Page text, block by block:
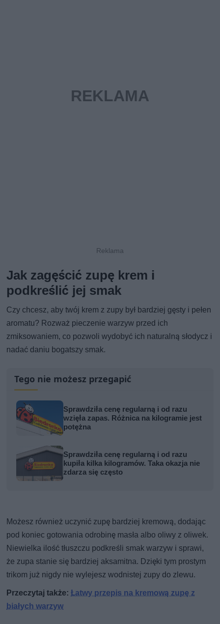
Jak zagęścić zupę krem i
podkreślić jej smak
Czy chcesz, aby twój krem z zupy był bardziej gęsty i pełen
aromatu? Rozważ pieczenie warzyw przed ich
zmiksowaniem, co pozwoli wydobyć ich naturalną słodycz i
nadać daniu bogatszy smak.
Tego nie możesz przegapić
Sprawdziła cenę regularną i od razu
wzięła zapas. Różnica na kilogramie jest
potężna
Sprawdziła cenę regularną i od razu
kupiła kilka kilogramów. Taka okazja nie
zdarza się często
Możesz również uczynić zupę bardziej kremową, dodając
pod koniec gotowania odrobinę masła albo oliwy z oliwek.
Niewielka ilość tłuszczu podkreśli smak warzyw i sprawi,
że zupa stanie się bardziej aksamitna. Dzięki tym prostym
trikom już nigdy nie wylejesz wodnistej zupy do zlewu.
Przeczytaj także:Łatwy przepis na kremową zupę z
białych warzyw